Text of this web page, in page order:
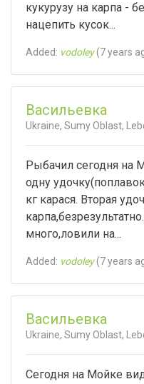
кукурузу на карпа -
нацепить кусок...
Added: vodoley(7 years
Васильевка
Ukraine, Sumy Oblast,
Рыбачил сегодня на
одну
кг карася. Вторая
много,ловили на...
Added: vodoley(7 years
Васильевка
Ukraine, Sumy Oblast,
Сегодня на Мойке